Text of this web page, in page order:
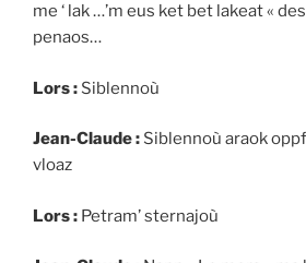
me ‘ lak …’m eus ket bet lakeat «
penaos…
Lors : Siblennoù
Jean-Claude : Siblennoù araok
vloaz
Lors : Petram’ sternajoù